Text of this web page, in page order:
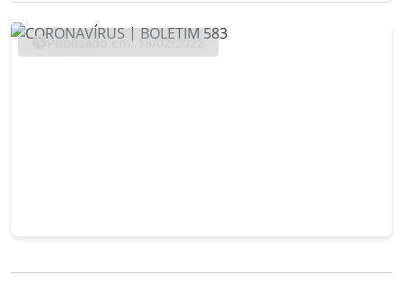
Publicado em: 18/02/2022